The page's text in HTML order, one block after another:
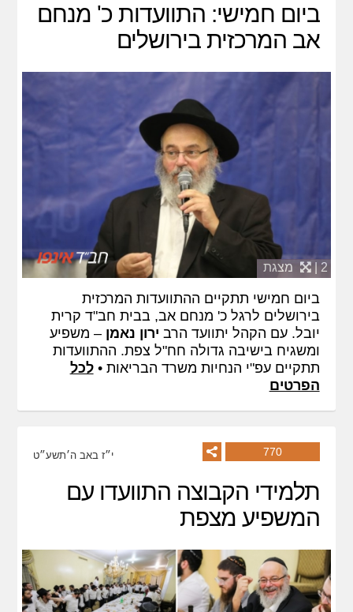
ביום חמישי: התוועדות כ' מנחם
אב המרכזית בירושלים
2 | מצגת
ביום חמישי תתקיים ההתוועדות המרכזית
בירושלים לרגל כ' מנחם אב, בבית חב"ד קרית
יובל. עם הקהל יתוועד הרב ירון נאמן – משפיע
ומשגיח בישיבה גדולה חח"ל צפת. ההתוועדות
תתקיים עפ"י הנחיות משרד הבריאות •לכל
הפרטים
770 י״ז באב ה׳תשע״ט
תלמידי הקבוצה התוועדו עם
המשפיע מצפת